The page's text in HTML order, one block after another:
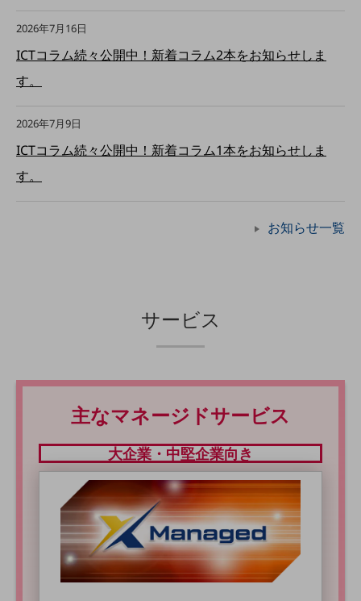
マーケティング
業務効率化
地域共創・地方創生
セキュリティ対策
遠隔監視
キーワードで探す
モバイルTOP
2026年7月16日
ICTコラム続々公開中！新着コラム2本をお知らせしま
す。
2026年7月9日
ICTコラム続々公開中！新着コラム1本をお知らせしま
す。
お知らせ一覧
サービス
主なマネージドサービス
大企業・中堅企業向き